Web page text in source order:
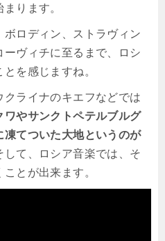
まります。
ロディン、ストラヴィン
ヴィチに至るまで、ロシ
を感じますね。
クライナのキエフなどでは
ワやサンクトペテルブルグ
てついた大地というのが
して、ロシア音楽では、そ
とが出来ます。